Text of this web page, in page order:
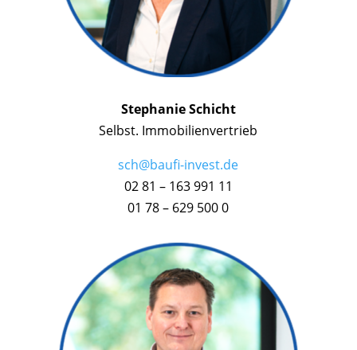
Stephanie Schicht
Selbst. Immobilienvertrieb
sch@baufi-invest.de
02 81 – 163 991 11
01 78 – 629 500 0